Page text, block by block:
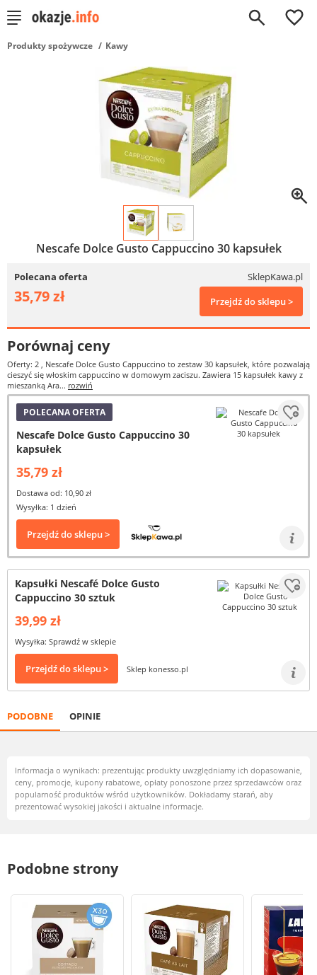
0
Produkty spożywcze Kawy
Nescafe Dolce Gusto Cappuccino 30 kapsułek
Polecana oferta SklepKawa.pl
35,79 zł Przejdź do sklepu >
Porównaj ceny
Oferty: 2 , Nescafe Dolce Gusto Cappuccino to zestaw 30 kapsułek, które pozwalają
cieszyć się włoskim cappuccino w domowym zaciszu. Zawiera 15 kapsułek kawy z
mieszanką Ara... rozwiń
POLECANA OFERTA
Nescafe Dolce Gusto Cappuccino 30
kapsułek
35,79 zł
Dostawa od: 10,90 zł
Wysyłka: 1 dzień
Przejdź do sklepu >
Kapsułki Nescafé Dolce Gusto
Cappuccino 30 sztuk
39,99 zł
Wysyłka: Sprawdź w sklepie
Przejdź do sklepu > Sklep konesso.pl
PODOBNE OPINIE
Informacja o wynikach: prezentując produkty uwzględniamy ich dopasowanie,
ceny, promocje, kupony rabatowe, opłaty ponoszone przez sprzedawców oraz
popularność produktów wśród użytkowników. Dokładamy starań, aby
prezentować wysokiej jakości i aktualne informacje.
Podobne strony